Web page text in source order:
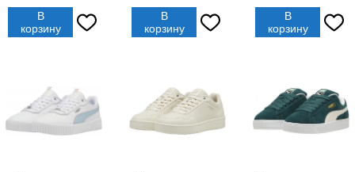
В
корзину
В
корзину
В
корзину